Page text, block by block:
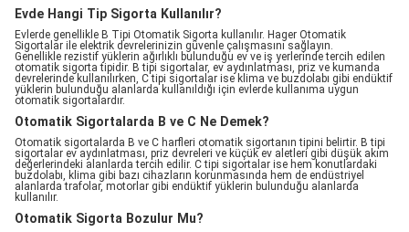
Evde Hangi Tip Sigorta Kullanılır?
Evlerde genellikle B Tipi Otomatik Sigorta kullanılır. Hager Otomatik
Sigortalar ile elektrik devrelerinizin güvenle çalışmasını sağlayın.
Genellikle rezistif yüklerin ağırlıklı bulunduğu ev ve iş yerlerinde tercih edilen
otomatik sigorta tipidir. B tipi sigortalar, ev aydınlatması, priz ve kumanda
devrelerinde kullanılırken, C tipi sigortalar ise klima ve buzdolabı gibi endüktif
yüklerin bulunduğu alanlarda kullanıldığı için evlerde kullanıma uygun
otomatik sigortalardır.
Otomatik Sigortalarda B ve C Ne Demek?
Otomatik sigortalarda B ve C harfleri otomatik sigortanın tipini belirtir. B tipi
sigortalar ev aydınlatması, priz devreleri ve küçük ev aletleri gibi düşük akım
değerlerindeki alanlarda tercih edilir. C tipi sigortalar ise hem konutlardaki
buzdolabı, klima gibi bazı cihazların korunmasında hem de endüstriyel
alanlarda trafolar, motorlar gibi endüktif yüklerin bulunduğu alanlarda
kullanılır.
Otomatik Sigorta Bozulur Mu?